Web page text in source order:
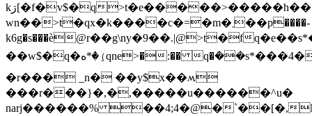
kڗ[�f�v$�q>t�e�����>�����h���gtnh{
wn��>t�qx�k����c�=�m�܂��p����-
k6g�s���ѐ@r��g\ny�9��.|@>t�f
��w$�q�ه*�(ٜqne>�:�� q�݁��s*���4��er�ž�_���&�zz��'�i���#w�[�,h�r��ѐ@r��g\ny�p@���m>�:�����ܲdင%u���p~g�,�}
�r��� _n� ��y$x��ʍ
���r���}�,�,�����u������^u�
narj������% ��4;4�@�`��[�,